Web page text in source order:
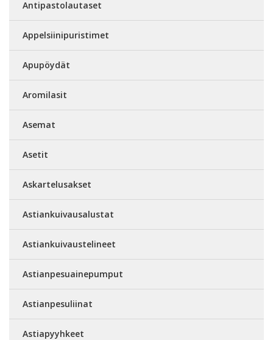
Antipastolautaset
Appelsiinipuristimet
Apupöydät
Aromilasit
Asemat
Asetit
Askartelusakset
Astiankuivausalustat
Astiankuivaustelineet
Astianpesuainepumput
Astianpesuliinat
Astiapyyhkeet